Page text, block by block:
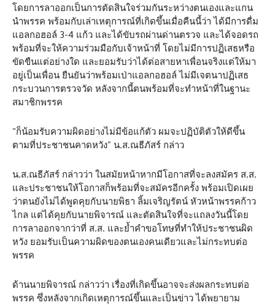
โดยการลาออกเป็นการตัดสินใจร่วมกันระหว่างตนเองและแกน
นำพรรค พร้อมกับเล่าเหตุการณ์ที่เกิดขึ้นเมื่อคืนนี้ว่า ได้มีการดื่ม
แอลกอฮอล์ 3-4 แก้ว และได้ขับรถผ่านด่านตรวจ และได้จอดรถ
พร้อมที่จะให้ความร่วมมือกับเจ้าหน้าที่ โดยไม่มีการปฏิเสธหรือ
ขัดขืนแต่อย่างใด และยอมรับว่าได้ต่อสายหาเพื่อนจริงแต่ให้มา
อยู่เป็นเพื่อน ยืนยันว่าพร้อมเป่าแอลกอฮอล์ ไม่มีเจตนาปฏิเสธ
กระบวนการตรวจวัด หลังจากนี้ตนพร้อมที่จะทำหน้าที่ในฐานะ
สมาชิกพรรค
“ก็น้อมรับความผิดอย่างไม่มีข้อแก้ตัว ผมจะปฏิบัติตัวให้ดีขึ้น
ตามที่ประชาชนคาดหวัง” น.ส.ณธีภัสร์ กล่าว
น.ส.ณธีภัสร์ กล่าวว่า ในสมัยหน้าหากมีโอกาสที่จะลงสมัคร ส.ส.
และประชาชนให้โอกาสก็พร้อมที่จะสมัครอีกครั้ง พร้อมเปิดเผย
ว่าตนยังไม่ได้พูดคุยกับนายพิธา ลิ้มเจริญรัตน์ หัวหน้าพรรคก้าว
ไกล แต่ได้คุยกับนายพิจารณ์ และตัดสินใจที่จะแถลงวันนี้โดย
การลาออกจากว่าที่ ส.ส. และย้ำคำขอโทษที่ทำให้ประชาชนผิด
หวัง ยอมรับเป็นความผิดของตนเองคนเดียวและไม่กระทบต่อ
พรรค
ด้านนายพิจารณ์ กล่าวว่า เรื่องที่เกิดขึ้นอาจจะส่งผลกระทบต่อ
พรรค ซึ่งหลังจากเกิดเหตุการณ์ขึ้นและเป็นข่าว ได้พยายาม